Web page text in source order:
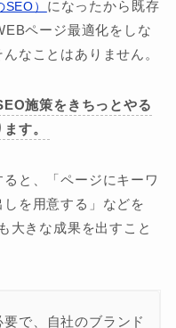
SEO） になったから既存
ページ最適化をしな
なことはありません。
施策をきちっとやる
す。
と、「ページにキーワ
を用意する」などを
大きな成果を出すこと
で、自社のブランド